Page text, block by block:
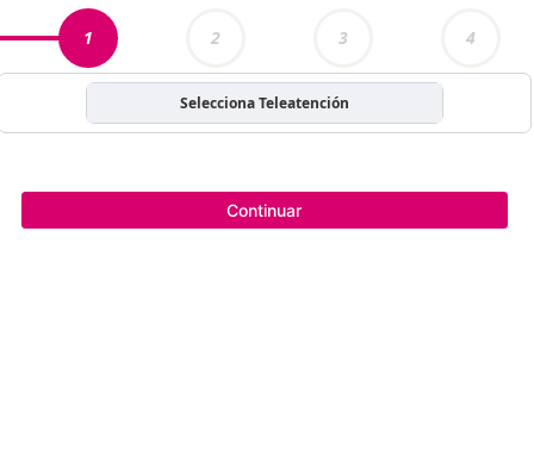
1 2 3 4
Selecciona Teleatención
Continuar